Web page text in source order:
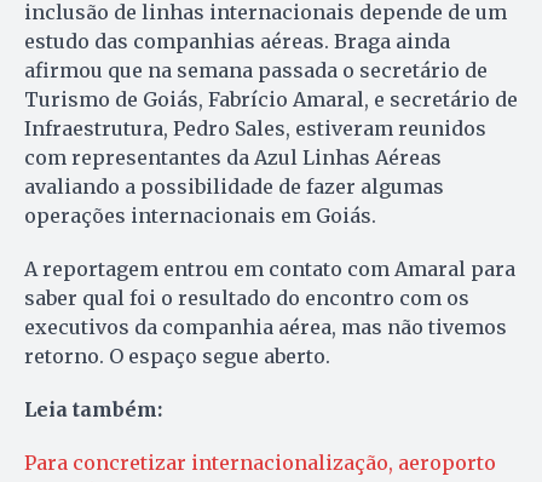
inclusão de linhas internacionais depende de um
estudo das companhias aéreas. Braga ainda
afirmou que na semana passada o secretário de
Turismo de Goiás, Fabrício Amaral, e secretário de
Infraestrutura, Pedro Sales, estiveram reunidos
com representantes da Azul Linhas Aéreas
avaliando a possibilidade de fazer algumas
operações internacionais em Goiás.
A reportagem entrou em contato com Amaral para
saber qual foi o resultado do encontro com os
executivos da companhia aérea, mas não tivemos
retorno. O espaço segue aberto.
Leia também:
Para concretizar internacionalização, aeroporto